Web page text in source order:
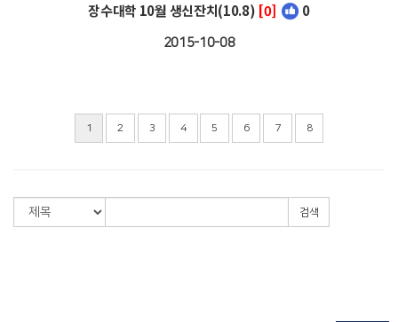
장수대학 10월 생신잔치(10.8) [0] 0
2015-10-08
1 2 3 4 5 6 7 8
검색